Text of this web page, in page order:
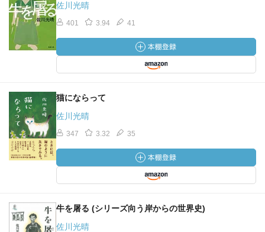
佐川光晴
401 3.94 41
猫にならって
佐川光晴
347 3.32 35
牛を屠る (シリーズ向う岸からの世界史)
佐川光晴